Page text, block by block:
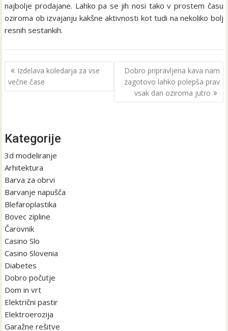
najbolje prodajane. Lahko pa se jih nosi tako v prostem času
oziroma ob izvajanju kakšne aktivnosti kot tudi na nekoliko bolj
resnih sestankih.
Navigacija
prispevka
Izdelava koledarja za vse
večne čase
Dobro pripravljena kava nam
zagotovo lahko polepša prav
vsak dan oziroma jutro
Kategorije
3d modeliranje
Arhitektura
Barva za obrvi
Barvanje napušča
Blefaroplastika
Bovec zipline
Čarovnik
Casino Slo
Casino Slovenia
Diabetes
Dobro počutje
Dom in vrt
Električni pastir
Elektroerozija
Garažne rešitve